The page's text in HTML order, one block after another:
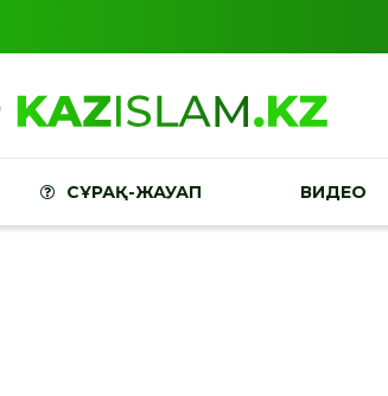
СҰРАҚ-ЖАУАП ВИДЕО